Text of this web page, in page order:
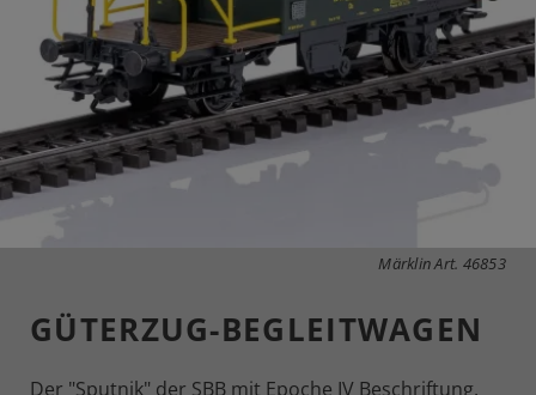
Märklin Art. 46853
GÜTERZUG-BEGLEITWAGEN
Der "Sputnik" der SBB mit Epoche IV Beschriftung.